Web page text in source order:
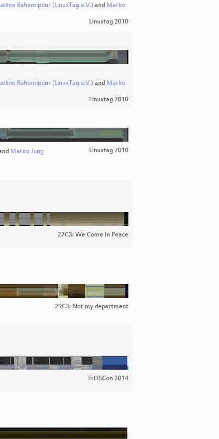
Rahemipour (LinuxTag e.V.) and Marko
Linuxtag 2010
Rahemipour (LinuxTag e.V.) and Marko
Linuxtag 2010
Marko Jung Linuxtag 2010
27C3: We Come In Peace
29C3: Not my department
FrOSCon 2014